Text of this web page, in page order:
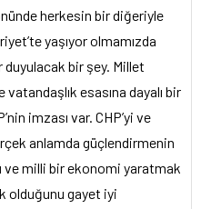
herkesin bir diğeriyle
yaşıyor olmamızda
duyulacak bir şey. Millet
esasına dayalı bir
imzası var. CHP’yi ve
anlamda güçlendirmenin
ve milli bir ekonomi yaratmak
olduğunu gayet iyi